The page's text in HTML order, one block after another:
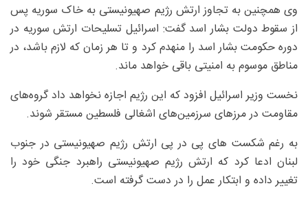
وی همچنین به تجاوز ارتش رژیم صهیونیستی به خاک سوریه پس
از سقوط دولت بشار اسد گفت:‌ اسرائیل تسلیحات ارتش سوریه در
دوره حکومت بشار اسد را منهدم کرد و تا هر زمان که لازم باشد، در
مناطق موسوم به امنیتی باقی خواهد ماند.
نخست وزیر اسرائیل افزود که این رژیم اجازه نخواهد داد گروه‌های
مقاومت در مرزهای سرزمین‌های اشغالی فلسطین مستقر شوند.
به رغم شکست های پی در پی ارتش رژیم صهیونیستی در جنوب
لبنان ادعا کرد که ارتش رژیم صهیونیستی راهبرد جنگی خود را
تغییر داده و ابتکار عمل را در دست گرفته است.